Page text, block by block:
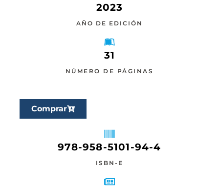
2023
AÑO DE EDICIÓN
31
NÚMERO DE PÁGINAS
Comprar
978-958-5101-94-4
ISBN-E